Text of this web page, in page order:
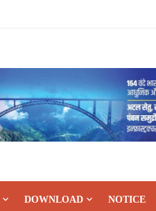
DOWNLOAD NOTICE